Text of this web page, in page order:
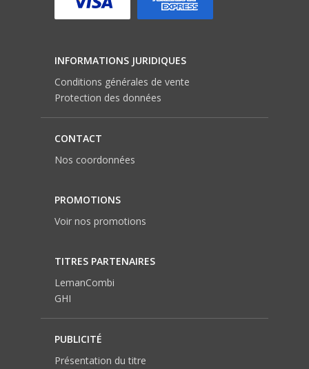
INFORMATIONS JURIDIQUES
Conditions générales de vente
Protection des données
CONTACT
Nos coordonnées
PROMOTIONS
Voir nos promotions
TITRES PARTENAIRES
LemanCombi
GHI
PUBLICITÉ
Présentation du titre